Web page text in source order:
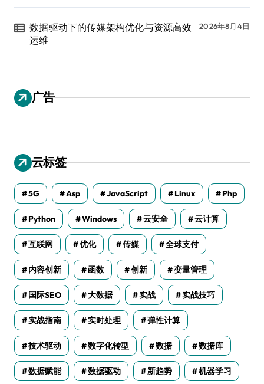
数据驱动下的传媒架构优化与资源高效
运维
2026年8月4日
广告
云标签
5G Asp JavaScript Linux Php
Python Windows 云安全 云计算
互联网 优化 传媒 全球支付
内容创新 函数 创新 变量管理
国际SEO 大数据 实战 实战技巧
实战指南 实时处理 弹性计算
技术驱动 数字化转型 数据 数据库
数据赋能 数据驱动 新趋势 机器学习